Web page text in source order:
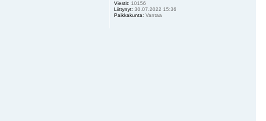
Viestit: 10156
Liittynyt: 30.07.2022 15:36
Paikkakunta: Vantaa